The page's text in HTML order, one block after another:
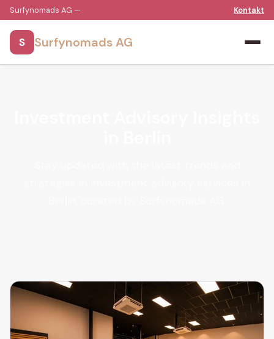
Surfynomads AG — Kontakt
S Surfynomads AG